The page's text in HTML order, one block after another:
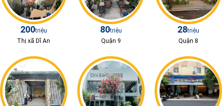
200triệu
Thị xã Dĩ An
80triệu
Quận 9
28triệu
Quận 8